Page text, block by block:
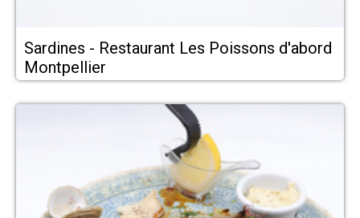
Sardines - Restaurant Les Poissons d'abord
Montpellier